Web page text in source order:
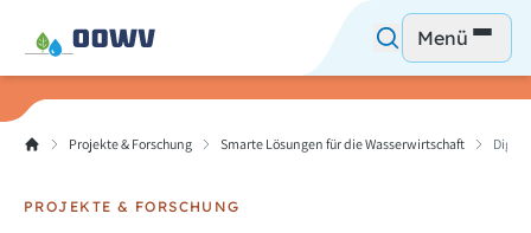
Menü
Projekte & Forschung Smarte Lösungen für die Wasserwirtschaft
PROJEKTE & FORSCHUNG